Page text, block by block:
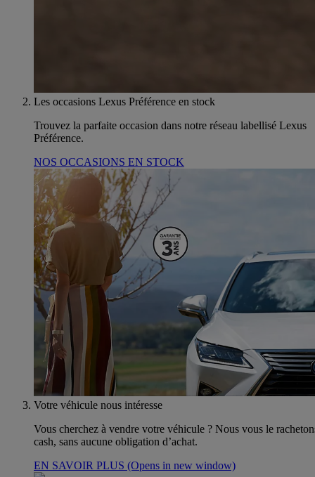
Les occasions Lexus Préférence en stock
Trouvez la parfaite occasion dans notre réseau labellisé Lexus
Préférence.
NOS OCCASIONS EN STOCK
Votre véhicule nous intéresse
Vous cherchez à vendre votre véhicule ? Nous vous le
cash, sans aucune obligation d’achat.
EN SAVOIR PLUS (Opens in new window)